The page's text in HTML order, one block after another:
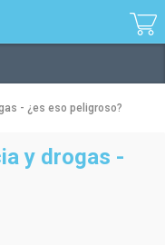
- ¿es eso peligroso?
y drogas -